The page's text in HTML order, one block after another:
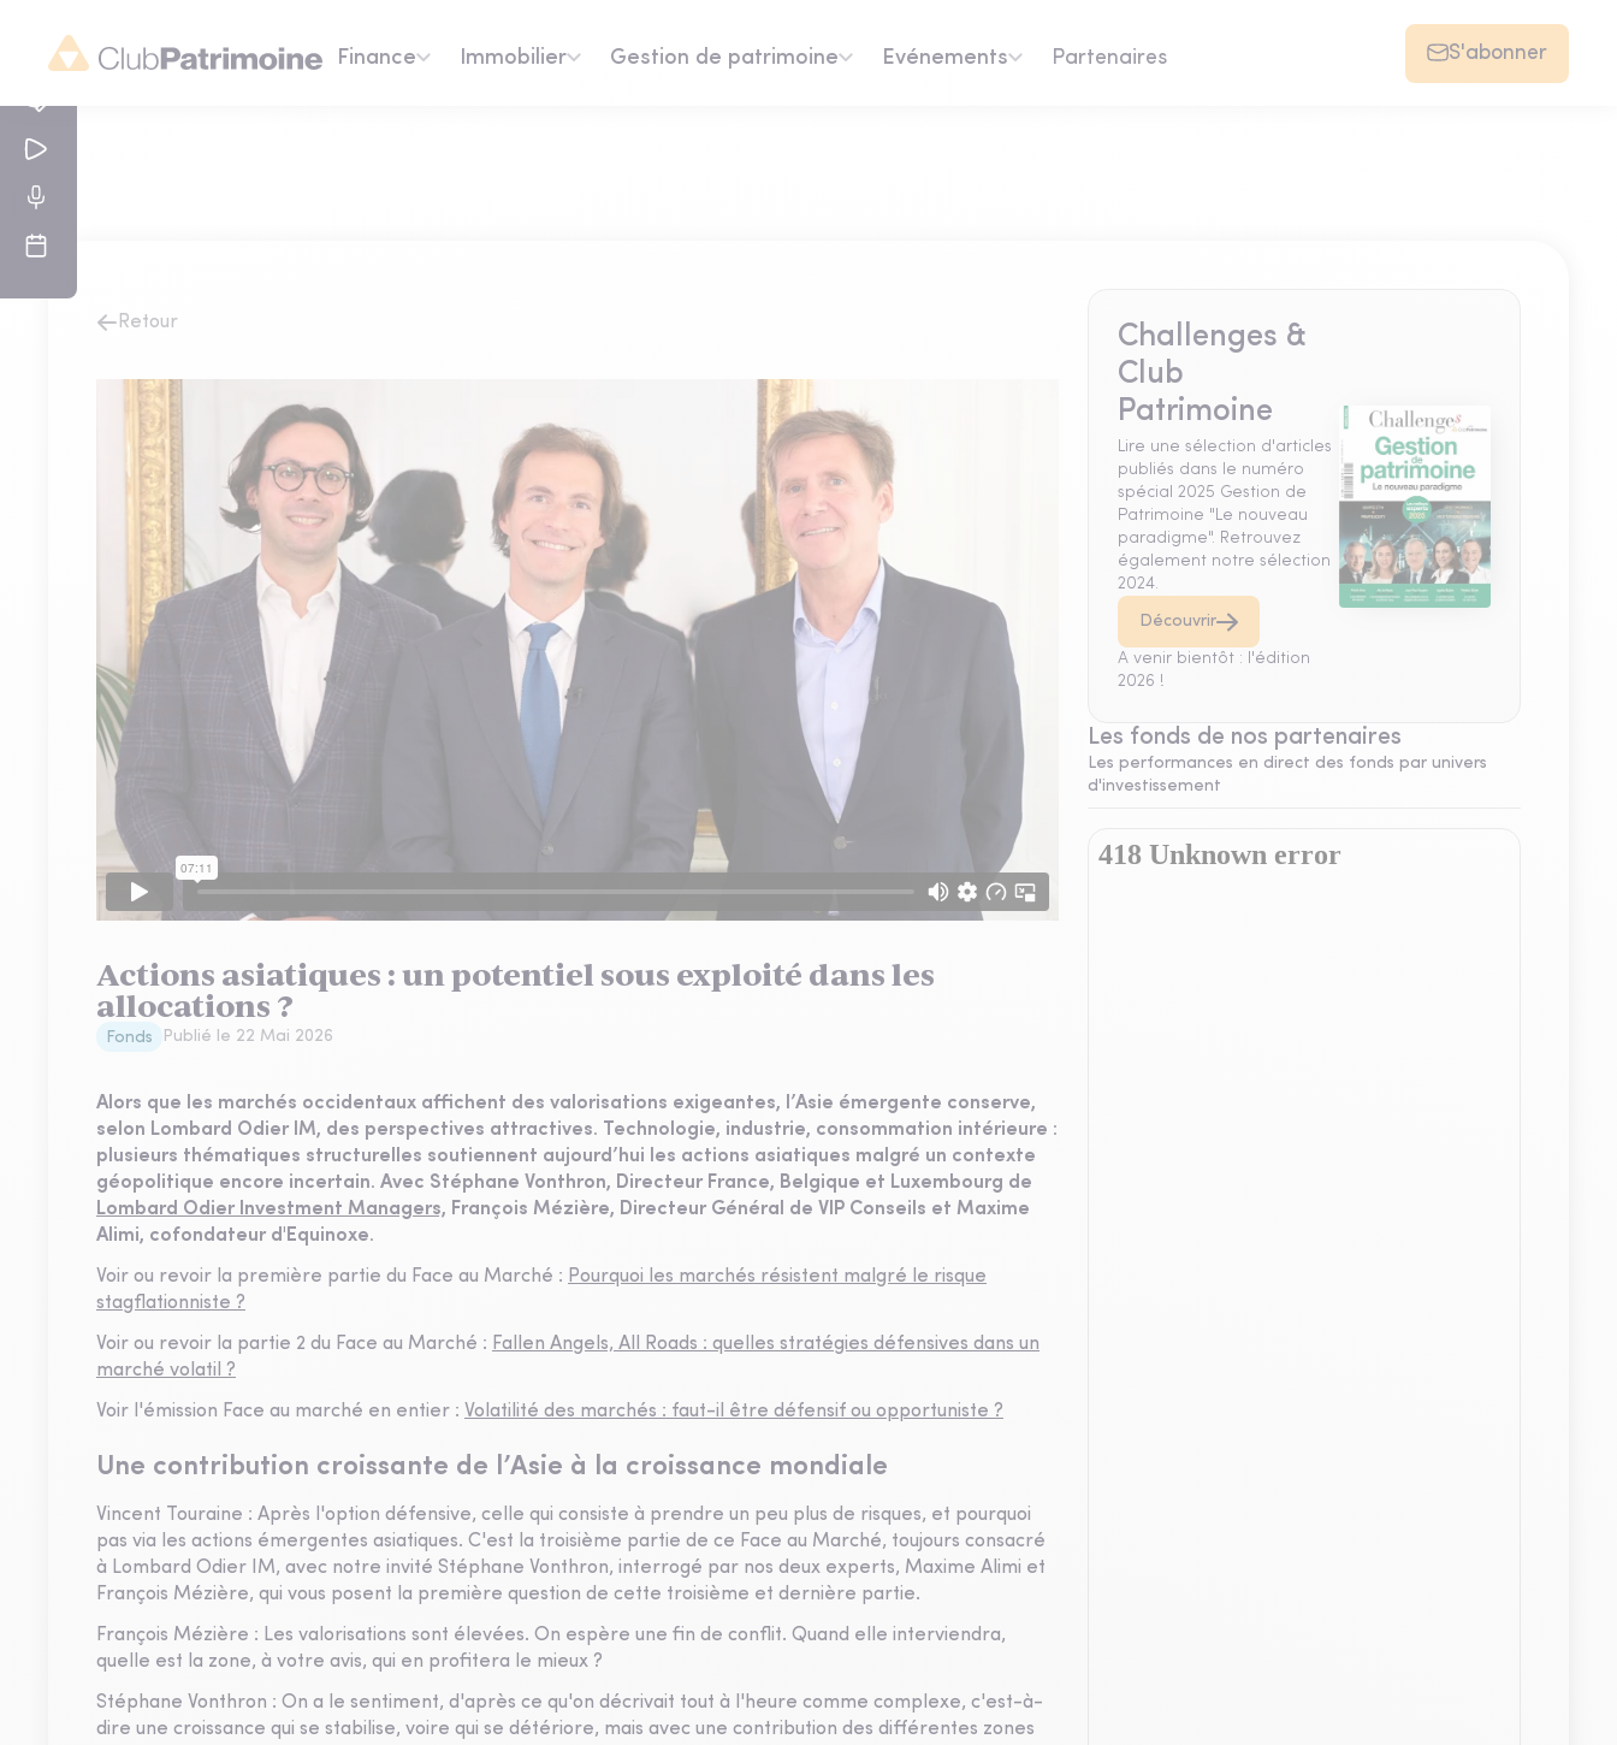
Finance Immobilier Gestion de patrimoine Evénements Partenaires S'abonner
Retour
Actions asiatiques : un potentiel sous exploité dans les
allocations ?
Fonds Publié le 22 Mai 2026
Alors que les marchés occidentaux affichent des valorisations exigeantes, l’Asie émergente conserve,
selon Lombard Odier IM, des perspectives attractives. Technologie, industrie, consommation intérieure :
plusieurs thématiques structurelles soutiennent aujourd’hui les actions asiatiques malgré un contexte
géopolitique encore incertain. Avec Stéphane Vonthron, Directeur France, Belgique et Luxembourg de
Lombard Odier Investment Managers, François Mézière, Directeur Général de VIP Conseils et Maxime
Alimi, cofondateur d'Equinoxe.
Voir ou revoir la première partie du Face au Marché : Pourquoi les marchés résistent malgré le risque
stagflationniste ?
Voir ou revoir la partie 2 du Face au Marché : Fallen Angels, All Roads : quelles stratégies défensives dans un
marché volatil ?
Voir l'émission Face au marché en entier : Volatilité des marchés : faut-il être défensif ou opportuniste ?
Une contribution croissante de l’Asie à la croissance mondiale
Vincent Touraine : Après l'option défensive, celle qui consiste à prendre un peu plus de risques, et pourquoi
pas via les actions émergentes asiatiques. C'est la troisième partie de ce Face au Marché, toujours consacré
à Lombard Odier IM, avec notre invité Stéphane Vonthron, interrogé par nos deux experts, Maxime Alimi et
François Mézière, qui vous posent la première question de cette troisième et dernière partie.
François Mézière : Les valorisations sont élevées. On espère une fin de conflit. Quand elle interviendra,
quelle est la zone, à votre avis, qui en profitera le mieux ?
Stéphane Vonthron : On a le sentiment, d'après ce qu'on décrivait tout à l'heure comme complexe, c'est-à-
dire une croissance qui se stabilise, voire qui se détériore, mais avec une contribution des différentes zones
Challenges &
Club
Patrimoine
Lire une sélection d'articles
publiés dans le numéro
spécial 2025 Gestion de
Patrimoine "Le nouveau
paradigme". Retrouvez
également notre sélection
2024.
Découvrir
A venir bientôt : l'édition
2026 !
Les fonds de nos partenaires
Les performances en direct des fonds par univers
d'investissement